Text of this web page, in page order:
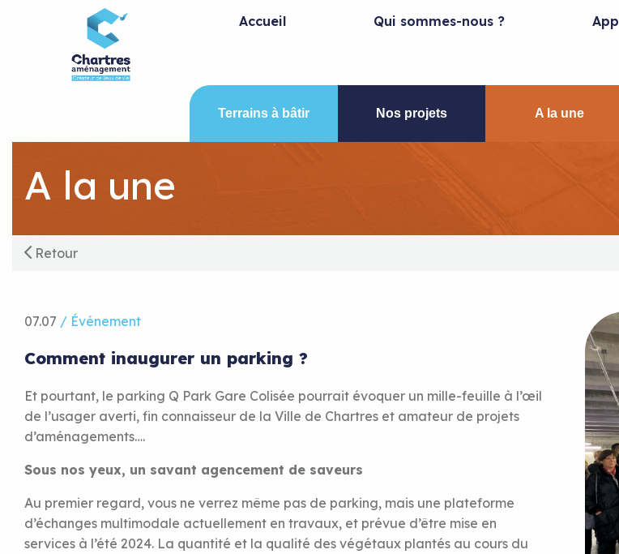
Accueil Qui sommes-nous ?
Terrains à bâtir Nos projets A la une
A la une
Retour
07.07 / Événement
Comment inaugurer un parking ?
Et pourtant, le parking Q Park Gare Colisée pourrait évoquer un mille-feuille à l’œil
de l’usager averti, fin connaisseur de la Ville de Chartres et amateur de projets
d’aménagements….
Sous nos yeux, un savant agencement de saveurs
Au premier regard, vous ne verrez même pas de parking, mais une plateforme
d’échanges multimodale actuellement en travaux, et prévue d’être mise en
services à l’été 2024. La quantité et la qualité des végétaux plantés au cours du
Panneau de gestion des cookies